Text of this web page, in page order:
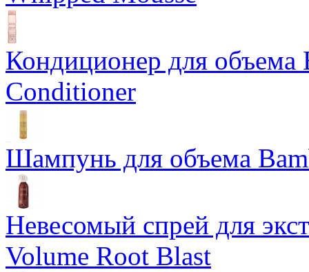
Кондиционер для объема
Conditioner
Шампунь для объема
Невесомый спрей для
Volume Root Blast